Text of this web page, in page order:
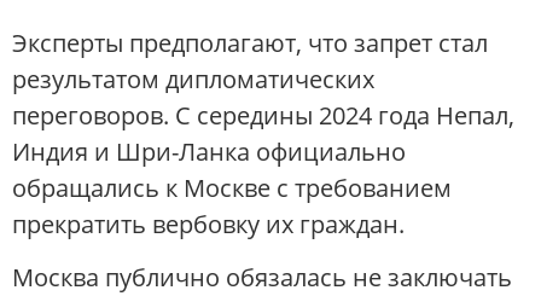
Эксперты предполагают, что запрет стал
результатом дипломатических
переговоров. С середины 2024 года Непал,
Индия и Шри-Ланка официально
обращались к Москве с требованием
прекратить вербовку их граждан.
Москва публично обязалась не заключать